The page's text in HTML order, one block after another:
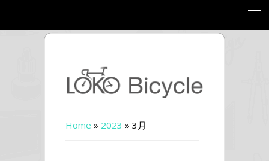
Home » 2023 » 3月